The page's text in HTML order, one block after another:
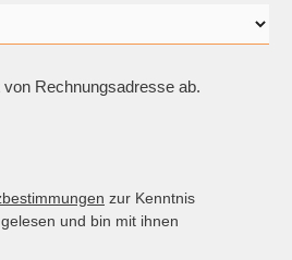
Rechnungsadresse ab.
zur Kenntnis
gelesen und bin mit ihnen